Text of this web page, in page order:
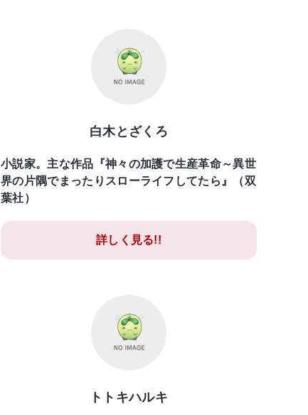
白木とざくろ
小説家。主な作品『神々の加護で生産革命～異世
界の片隅でまったりスローライフしてたら』（双
葉社）
詳しく見る!!
トトキハルキ